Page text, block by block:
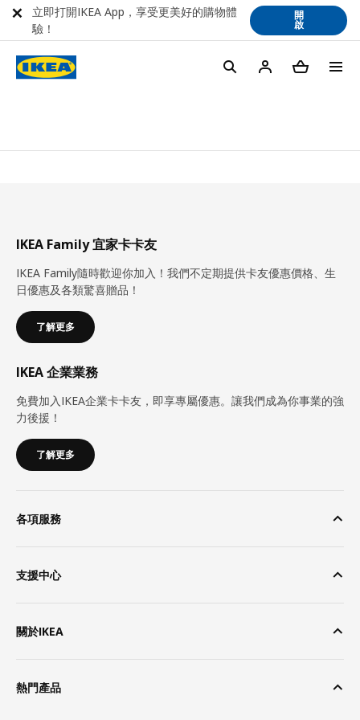
IKEA Family 宜家卡卡友
IKEA Family隨時歡迎你加入！我們不定期提供卡友優惠價格、生
日優惠及各類驚喜贈品！
了解更多
IKEA 企業業務
免費加入IKEA企業卡卡友，即享專屬優惠。讓我們成為你事業的強
力後援！
了解更多
各項服務
支援中心
關於IKEA
熱門產品
立即打開IKEA App，享受更美好的購物體
驗！
開
啟